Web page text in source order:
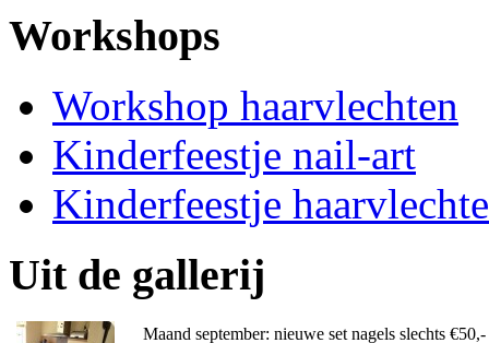
Workshops
Workshop haarvlechten
Kinderfeestje nail-art
Kinderfeestje
Uit de gallerij
Maand september: nieuwe set nagels slechts €50,-